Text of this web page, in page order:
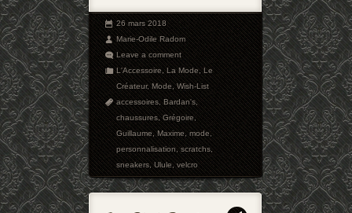
26 mars 2018
Marie-Odile Radom
Leave a comment
L'Accessoire,La Mode,Le
Créateur,Mode,Wish-List
accessoires,Bardan's,
chaussures,Grégoire,
Guillaume,Maxime,mode,
personnalisation,scratchs,
sneakers,Ulule,velcro